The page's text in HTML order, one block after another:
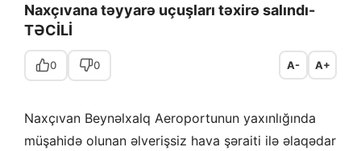
Naxçıvana təyyarə uçuşları təxirə salındı-
TƏCİLİ
0 0 A- A+
Naxçıvan Beynəlxalq Aeroportunun yaxınlığında
müşahidə olunan əlverişsiz hava şəraiti ilə əlaqədar